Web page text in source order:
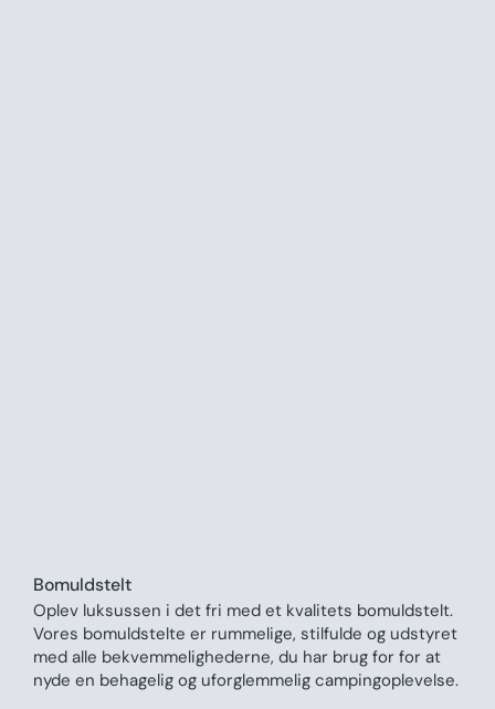
Bomuldstelt
Oplev luksussen i det fri med et kvalitets bomuldstelt.
Vores bomuldstelte er rummelige, stilfulde og udstyret
med alle bekvemmelighederne, du har brug for for at
nyde en behagelig og uforglemmelig campingoplevelse.